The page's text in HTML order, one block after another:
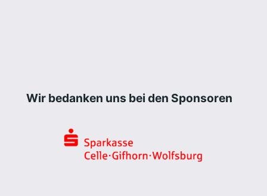
Wir bedanken uns bei den Sponsoren